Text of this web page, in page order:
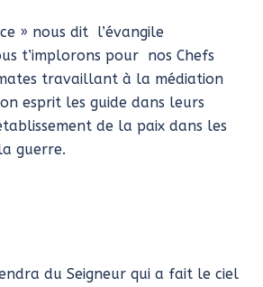
» nous dit l’évangile
t’implorons pour nos Chefs
travaillant à la médiation
esprit les guide dans leurs
de la paix dans les
guerre.
du Seigneur qui a fait le ciel